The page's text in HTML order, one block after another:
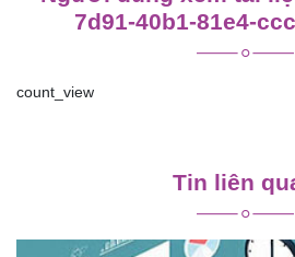
7d91-40b1-81e4-
count_view
Tin liên